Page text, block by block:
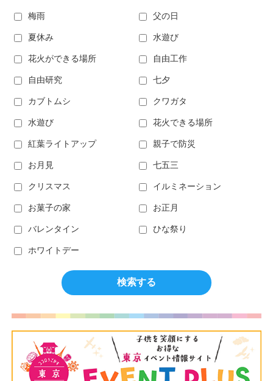
梅雨 父の日
夏休み 水遊び
花火ができる場所 自由工作
自由研究 七夕
カブトムシ クワガタ
水遊び 花火できる場所
紅葉ライトアップ 親子で防災
お月見 七五三
クリスマス イルミネーション
お菓子の家 お正月
バレンタイン ひな祭り
ホワイトデー